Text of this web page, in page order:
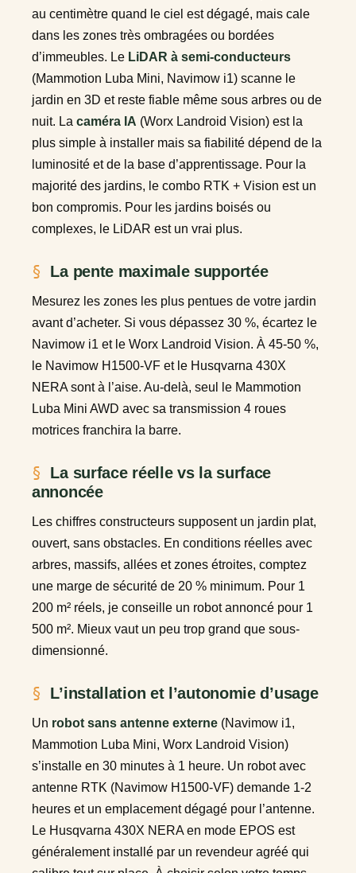
au centimètre quand le ciel est dégagé, mais cale
dans les zones très ombragées ou bordées
d’immeubles. Le LiDAR à semi-conducteurs
(Mammotion Luba Mini, Navimow i1) scanne le
jardin en 3D et reste fiable même sous arbres ou de
nuit. La caméra IA (Worx Landroid Vision) est la
plus simple à installer mais sa fiabilité dépend de la
luminosité et de la base d’apprentissage. Pour la
majorité des jardins, le combo RTK + Vision est un
bon compromis. Pour les jardins boisés ou
complexes, le LiDAR est un vrai plus.
La pente maximale supportée
Mesurez les zones les plus pentues de votre jardin
avant d’acheter. Si vous dépassez 30 %, écartez le
Navimow i1 et le Worx Landroid Vision. À 45-50 %,
le Navimow H1500-VF et le Husqvarna 430X
NERA sont à l’aise. Au-delà, seul le Mammotion
Luba Mini AWD avec sa transmission 4 roues
motrices franchira la barre.
La surface réelle vs la surface
annoncée
Les chiffres constructeurs supposent un jardin plat,
ouvert, sans obstacles. En conditions réelles avec
arbres, massifs, allées et zones étroites, comptez
une marge de sécurité de 20 % minimum. Pour 1
200 m² réels, je conseille un robot annoncé pour 1
500 m². Mieux vaut un peu trop grand que sous-
dimensionné.
L’installation et l’autonomie d’usage
Un robot sans antenne externe (Navimow i1,
Mammotion Luba Mini, Worx Landroid Vision)
s’installe en 30 minutes à 1 heure. Un robot avec
antenne RTK (Navimow H1500-VF) demande 1-2
heures et un emplacement dégagé pour l’antenne.
Le Husqvarna 430X NERA en mode EPOS est
généralement installé par un revendeur agréé qui